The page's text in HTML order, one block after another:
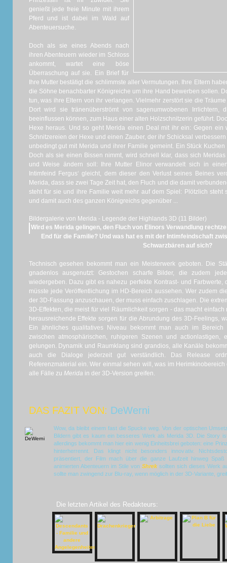
genießt jede freie Minute mit ihrem
Pferd und ist dabei im Wald auf
Abenteuersuche.
Doch als sie eines Abends nach
ihren Abenteuern wieder im Schloss
ankommt, wartet eine böse
Überraschung auf sie. Ein Brief für
Ihre Mutter bestätigt die schlimmste aller Vermutungen. Ihre Eltern
die Söhne benachbarter Königreiche um ihre Hand bewerben sollen.
tun, was ihre Eltern von ihr verlangen. Vielmehr zerstört sie die
Dort wird sie tränenüberströmt von sagenumwobenen Irrlichtern,
beeinflussen können, zum Haus einer alten Holzschnitzerin geführt.
Hexe heraus. Und so geht Merida einen Deal mit ihr ein: Gegen ein
Schnitzereien der Hexe und einen Zauber, der ihr Schicksal
unbedingt gut mit Merida und ihrer Familie gemeint. Ein Stück
Doch als sie einen Bissen nimmt, wird schnell klar, dass sich
und Weise ändern soll: Ihre Mutter Elinor verwandelt sich in
Intimfeind Fergus‘ gleicht, dem dieser den Verlust seines Beines
Merida, dass sie zwei Tage Zeit hat, den Fluch und die damit
steht für sie und ihre Familie weit mehr auf dem Spiel: Plötzlich steht
und damit auch des ganzen Königreichs gegenüber ...
Bildergalerie von Merida - Legende der Highlands 3D (11 Bilder)
Wird es Merida gelingen, den Fluch von Elinors Verwandlung
End für die Familie? Und was hat es mit der Intimfeindschaft
Schwarzbären auf sich?
Technisch gesehen bekommt man ein Meisterwerk geboten. Die
gnadenlos ausgenutzt: Gestochen scharfe Bilder, die zudem
wiedergeben. Dazu gibt es nahezu perfekte Kontrast- und
müsste jede Veröffentlichung im HD-Bereich aussehen. Wer zudem
der 3D-Fassung anzuschauen, der muss einfach zuschlagen. Die
3D-Effekten, die meist für viel Räumlichkeit sorgen - das macht
herausreichende Effekte sorgen für die Abrundung des 3D-Feelings,
Ein ähnliches qualitatives Niveau bekommt man auch im
zwischen atmosphärischen, ruhigeren Szenen und actionlastigen,
gelungen. Dynamik und Raumklang sind grandios, alle Kanäle
auch die Dialoge jederzeit gut verständlich. Das Release
Referenzmaterial ein. Wer einmal sehen will, was im
alle Fälle zu Merida in der 3D-Version greifen.
DAS FAZIT VON: DeWerni
Wow, da bleibt einem fast die Spucke weg. Von der optischen
Bildern gibt es kaum ein besseres Werk als Merida 3D. Die Story
allerdings bekommt man hier ein wenig Einheitsbrei geboten: eine
hinterherrennt. Das klingt nicht besonders innovativ.
präsentiert, der Film mach über die ganze Laufzeit hinweg
animierten Abenteuern im Stile von Shreksollten sich dieses Werk
sollte man zwingend zur Blu-ray, wenn möglich in der 3D-Variante,
Die letzten Artikel des Redakteurs: